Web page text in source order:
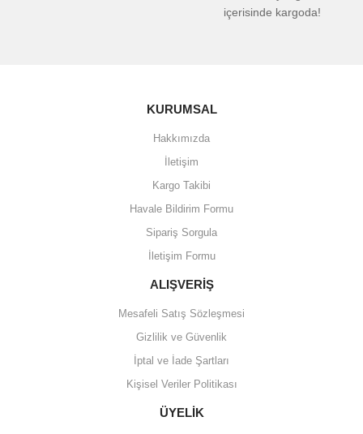
içerisinde kargoda!
KURUMSAL
Hakkımızda
İletişim
Kargo Takibi
Havale Bildirim Formu
Sipariş Sorgula
İletişim Formu
ALIŞVERİŞ
Mesafeli Satış Sözleşmesi
Gizlilik ve Güvenlik
İptal ve İade Şartları
Kişisel Veriler Politikası
ÜYELİK